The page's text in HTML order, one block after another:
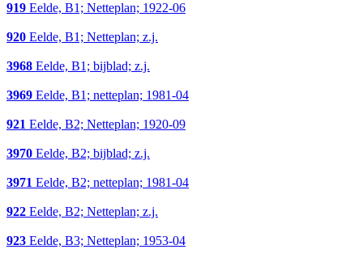
919 Eelde, B1; Netteplan; 1922-06
920 Eelde, B1; Netteplan; z.j.
3968 Eelde, B1; bijblad; z.j.
3969 Eelde, B1; netteplan; 1981-04
921 Eelde, B2; Netteplan; 1920-09
3970 Eelde, B2; bijblad; z.j.
3971 Eelde, B2; netteplan; 1981-04
922 Eelde, B2; Netteplan; z.j.
923 Eelde, B3; Netteplan; 1953-04